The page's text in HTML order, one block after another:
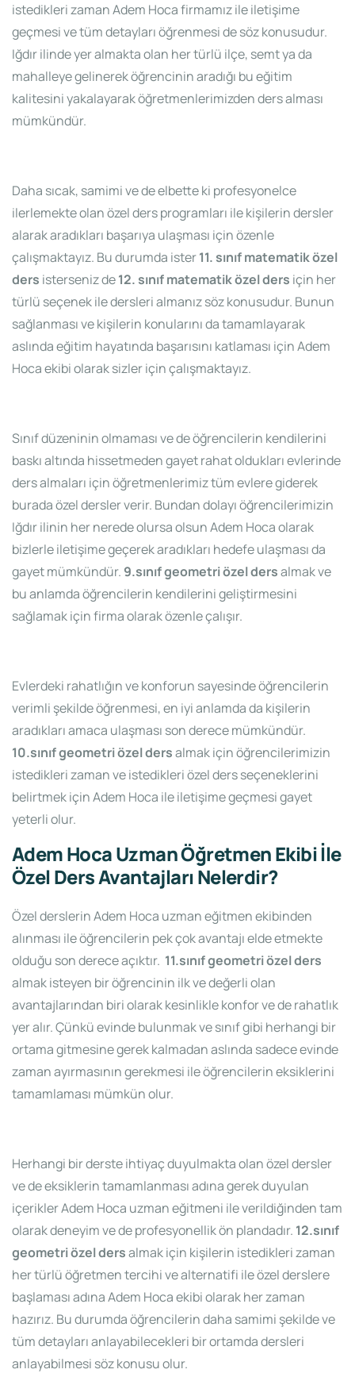
istedikleri zaman Adem Hoca firmamız ile iletişime
geçmesi ve tüm detayları öğrenmesi de söz konusudur.
Iğdır ilinde yer almakta olan her türlü ilçe, semt ya da
mahalleye gelinerek öğrencinin aradığı bu eğitim
kalitesini yakalayarak öğretmenlerimizden ders alması
mümkündür.
Daha sıcak, samimi ve de elbette ki profesyonelce
ilerlemekte olan özel ders programları ile kişilerin dersler
alarak aradıkları başarıya ulaşması için özenle
çalışmaktayız. Bu durumda ister11. sınıf matematik özel
ders isterseniz de12. sınıf matematik özel ders için her
türlü seçenek ile dersleri almanız söz konusudur. Bunun
sağlanması ve kişilerin konularını da tamamlayarak
aslında eğitim hayatında başarısını katlaması için Adem
Hoca ekibi olarak sizler için çalışmaktayız.
Sınıf düzeninin olmaması ve de öğrencilerin kendilerini
baskı altında hissetmeden gayet rahat oldukları evlerinde
ders almaları için öğretmenlerimiz tüm evlere giderek
burada özel dersler verir. Bundan dolayı öğrencilerimizin
Iğdır ilinin her nerede olursa olsun Adem Hoca olarak
bizlerle iletişime geçerek aradıkları hedefe ulaşması da
gayet mümkündür. 9.sınıf geometri özel dersalmak ve
bu anlamda öğrencilerin kendilerini geliştirmesini
sağlamak için firma olarak özenle çalışır.
Evlerdeki rahatlığın ve konforun sayesinde öğrencilerin
verimli şekilde öğrenmesi, en iyi anlamda da kişilerin
aradıkları amaca ulaşması son derece mümkündür.
10.sınıf geometri özel dersalmak için öğrencilerimizin
istedikleri zaman ve istedikleri özel ders seçeneklerini
belirtmek için Adem Hoca ile iletişime geçmesi gayet
yeterli olur.
Adem Hoca Uzman Öğretmen Ekibi İle
Özel Ders Avantajları Nelerdir?
Özel derslerin Adem Hoca uzman eğitmen ekibinden
alınması ile öğrencilerin pek çok avantajı elde etmekte
olduğu son derece açıktır. 11.sınıf geometri özel ders
almak isteyen bir öğrencinin ilk ve değerli olan
avantajlarından biri olarak kesinlikle konfor ve de rahatlık
yer alır. Çünkü evinde bulunmak ve sınıf gibi herhangi bir
ortama gitmesine gerek kalmadan aslında sadece evinde
zaman ayırmasının gerekmesi ile öğrencilerin eksiklerini
tamamlaması mümkün olur.
Herhangi bir derste ihtiyaç duyulmakta olan özel dersler
ve de eksiklerin tamamlanması adına gerek duyulan
içerikler Adem Hoca uzman eğitmeni ile verildiğinden tam
olarak deneyim ve de profesyonellik ön plandadır. 12.sınıf
geometri özel dersalmak için kişilerin istedikleri zaman
her türlü öğretmen tercihi ve alternatifi ile özel derslere
başlaması adına Adem Hoca ekibi olarak her zaman
hazırız. Bu durumda öğrencilerin daha samimi şekilde ve
tüm detayları anlayabilecekleri bir ortamda dersleri
anlayabilmesi söz konusu olur.